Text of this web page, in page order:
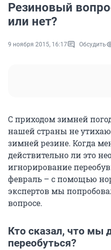
Резиновый
или нет?
9 ноября 2015, 16:17 Обсудить
С приходом зимней
нашей страны не
зимней резине. Когда
действительно ли это
игнорирование
февраль – с помощью
экспертов мы
вопросе.
Кто сказал, что мы
переобуться?